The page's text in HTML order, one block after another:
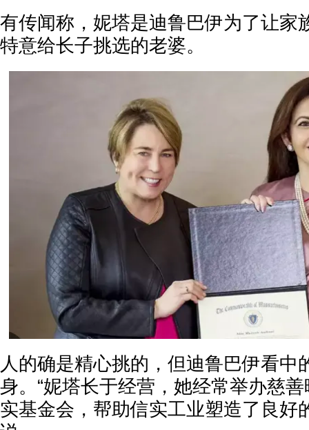
有传闻称，妮塔是迪鲁巴伊为了让家
特意给长子挑选的老婆。
人的确是精心挑的，但迪鲁巴伊看中
身。“妮塔长于经营，她经常举办慈
实基金会，帮助信实工业塑造了良好